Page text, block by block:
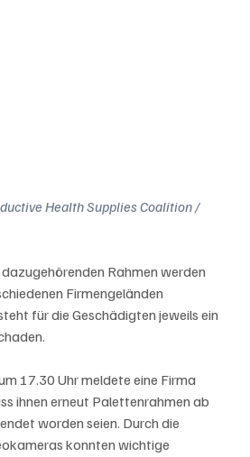
Health Supplies Coalition /
Rahmen werden
Firmengeländen
für die Geschädigten jeweils ein
17.30 Uhr meldete eine Firma
ihnen erneut Palettenrahmen ab
worden seien. Durch die
konnten wichtige